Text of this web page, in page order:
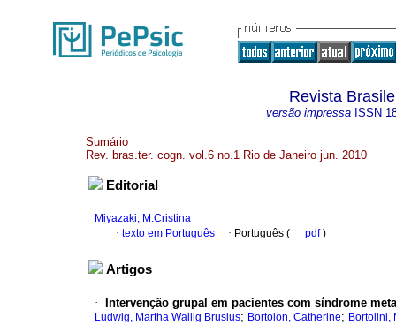
Revista
versão impressa ISSN
Sumário
Rev. bras.ter. cogn. vol.6 no.1 Rio de Janeiro jun. 2010
Editorial
Miyazaki, M.Cristina
· texto em Português · Português ( pdf)
Artigos
· Intervenção grupal em pacientes com síndrome
Ludwig, Martha Wallig Brusius; Bortolon, Catherine; Bortolini,